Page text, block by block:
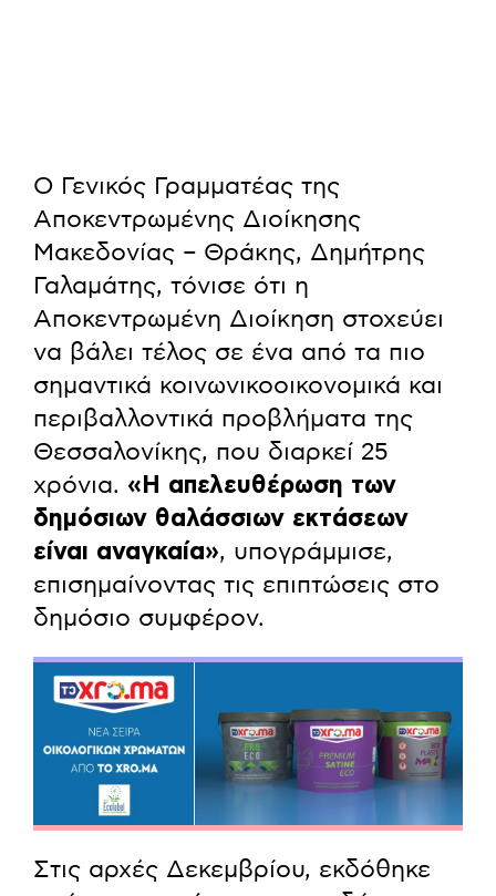
Ο Γενικός Γραμματέας της
Αποκεντρωμένης Διοίκησης
Μακεδονίας – Θράκης, Δημήτρης
Γαλαμάτης, τόνισε ότι η
Αποκεντρωμένη Διοίκηση στοχεύει
να βάλει τέλος σε ένα από τα πιο
σημαντικά κοινωνικοοικονομικά και
περιβαλλοντικά προβλήματα της
Θεσσαλονίκης, που διαρκεί 25
χρόνια. «Η απελευθέρωση των
δημόσιων θαλάσσιων εκτάσεων
είναι αναγκαία», υπογράμμισε,
επισημαίνοντας τις επιπτώσεις στο
δημόσιο συμφέρον.
Στις αρχές Δεκεμβρίου, εκδόθηκε